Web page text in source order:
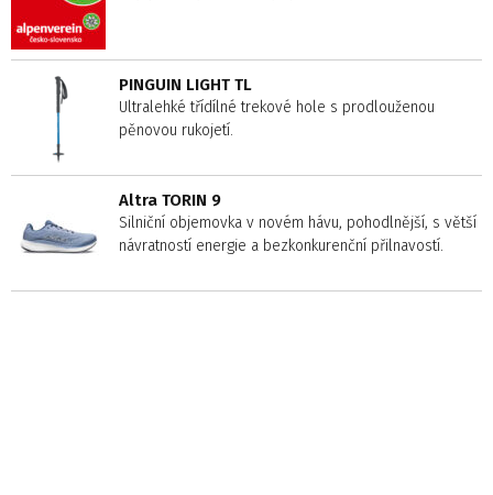
PINGUIN LIGHT TL
Ultralehké třídílné trekové hole s prodlouženou
pěnovou rukojetí.
Altra TORIN 9
Silniční objemovka v novém hávu, pohodlnější, s větší
návratností energie a bezkonkurenční přilnavostí.